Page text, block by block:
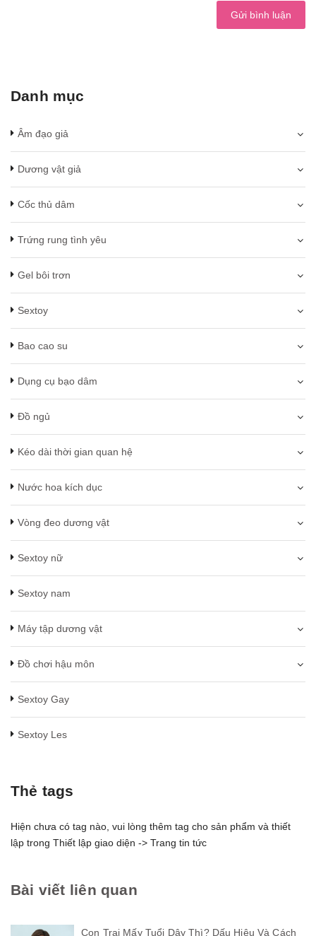
Gửi bình luận
Danh mục
Âm đạo giả
Dương vật giả
Cốc thủ dâm
Trứng rung tình yêu
Gel bôi trơn
Sextoy
Bao cao su
Dụng cụ bạo dâm
Đồ ngủ
Kéo dài thời gian quan hệ
Nước hoa kích dục
Vòng đeo dương vật
Sextoy nữ
Sextoy nam
Máy tập dương vật
Đồ chơi hậu môn
Sextoy Gay
Sextoy Les
Thẻ tags
Hiện chưa có tag nào, vui lòng thêm tag cho sản phẩm và thiết
lập trong Thiết lập giao diện -> Trang tin tức
Bài viết liên quan
Con Trai Mấy Tuổi Dậy Thì? Dấu Hiệu Và Cách